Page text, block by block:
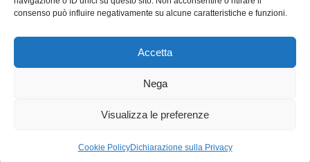
consenso può influire negativamente su alcune caratteristiche e funzioni.
Accetta
Nega
Visualizza le preferenze
Cookie PolicyDichiarazione sulla Privacy
Cinema di Roma 2017.
+39 347 2461036
WGItalia
Cookie & Privacy Policy